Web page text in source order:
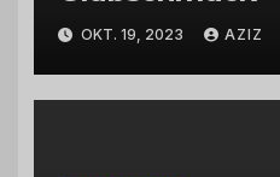
OKT. 19, 2023 AZIZ